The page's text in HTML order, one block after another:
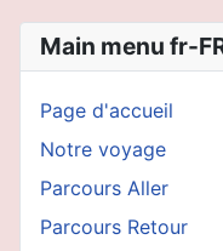
Main menu fr-
Page d'accueil
Notre voyage
Parcours Aller
Parcours Retour